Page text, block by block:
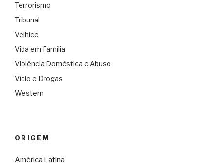
Terrorismo
Tribunal
Velhice
Vida em Família
Violência Doméstica e Abuso
Vício e Drogas
Western
ORIGEM
América Latina